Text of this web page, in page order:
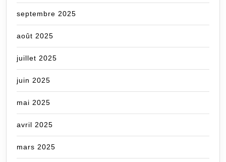
septembre 2025
août 2025
juillet 2025
juin 2025
mai 2025
avril 2025
mars 2025